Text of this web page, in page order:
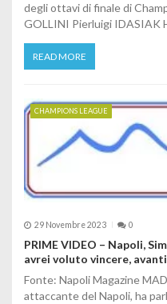
degli ottavi di finale di
GOLLINI Pierluigi IDASIAK
READ MORE
CHAMPIONS LEAGUE
29 Novembre 2023 0
PRIME VIDEO – Napoli,
avrei voluto vincere,
Fonte: Napoli Magazine
attaccante del Napoli, ha